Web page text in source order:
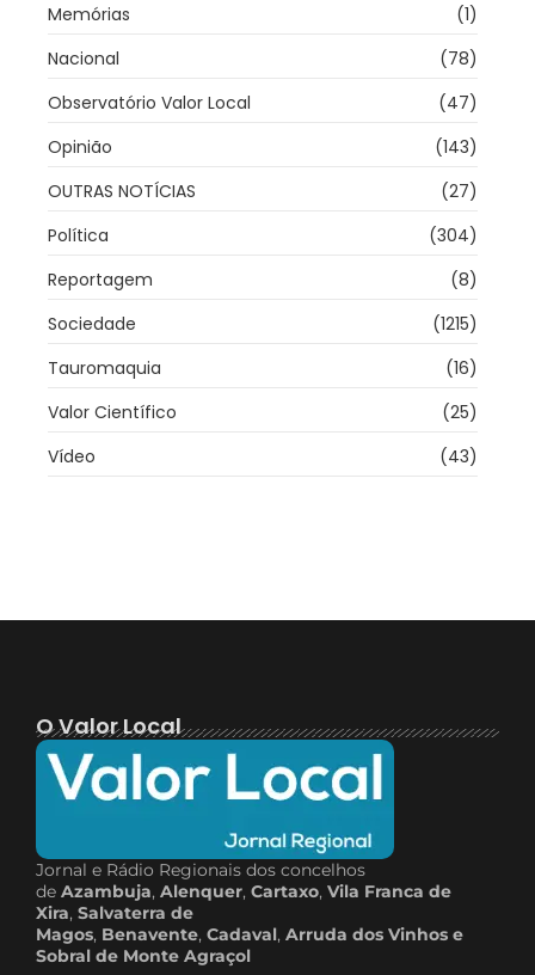
Memórias
(1)
Nacional
(78)
Observatório Valor Local
(47)
Opinião
(143)
OUTRAS NOTÍCIAS
(27)
Política
(304)
Reportagem
(8)
Sociedade
(1215)
Tauromaquia
(16)
Valor Científico
(25)
Vídeo
(43)
O Valor Local
Jornal e Rádio Regionais dos concelhos
de Azambuja, Alenquer, Cartaxo, Vila Franca de
Xira, Salvaterra de
Magos, Benavente, Cadaval, Arruda dos Vinhos e
Sobral de Monte Agraçol